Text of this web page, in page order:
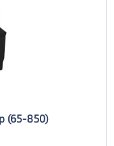
(65-850)